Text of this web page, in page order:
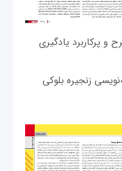
و پرکاربرد یادگیری